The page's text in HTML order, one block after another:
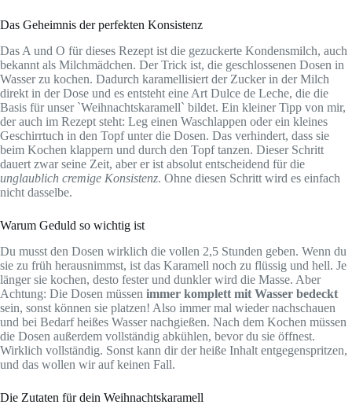
Das Geheimnis der perfekten Konsistenz
Das A und O für dieses Rezept ist die gezuckerte Kondensmilch, auch
bekannt als Milchmädchen. Der Trick ist, die geschlossenen Dosen in
Wasser zu kochen. Dadurch karamellisiert der Zucker in der Milch
direkt in der Dose und es entsteht eine Art Dulce de Leche, die die
Basis für unser `Weihnachtskaramell` bildet. Ein kleiner Tipp von mir,
der auch im Rezept steht: Leg einen Waschlappen oder ein kleines
Geschirrtuch in den Topf unter die Dosen. Das verhindert, dass sie
beim Kochen klappern und durch den Topf tanzen. Dieser Schritt
dauert zwar seine Zeit, aber er ist absolut entscheidend für die
unglaublich cremige Konsistenz. Ohne diesen Schritt wird es einfach
nicht dasselbe.
Warum Geduld so wichtig ist
Du musst den Dosen wirklich die vollen 2,5 Stunden geben. Wenn du
sie zu früh herausnimmst, ist das Karamell noch zu flüssig und hell. Je
länger sie kochen, desto fester und dunkler wird die Masse. Aber
Achtung: Die Dosen müssen immer komplett mit Wasser bedeckt
sein, sonst können sie platzen! Also immer mal wieder nachschauen
und bei Bedarf heißes Wasser nachgießen. Nach dem Kochen müssen
die Dosen außerdem vollständig abkühlen, bevor du sie öffnest.
Wirklich vollständig. Sonst kann dir der heiße Inhalt entgegenspritzen,
und das wollen wir auf keinen Fall.
Die Zutaten für dein Weihnachtskaramell